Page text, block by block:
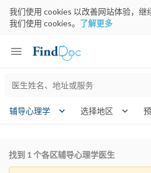
我们使用 cookies 以改善网站体验，继
我们使用 cookies。 了解更多
Keyword
辅导心理学 选择地区
找到 1个各区辅导心理学医生